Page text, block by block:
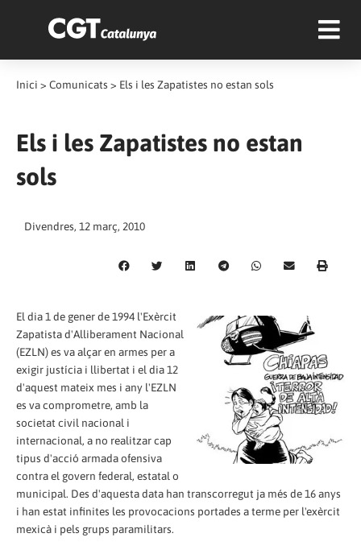
Inici > Comunicats > Els i les Zapatistes no estan sols
Els i les Zapatistes no estan
sols
Divendres, 12 març, 2010
El dia 1 de gener de 1994 l'Exèrcit
Zapatista d'Alliberament Nacional
(EZLN) es va alçar en armes per a
exigir justícia i llibertat i el dia 12
d'aquest mateix mes i any l'EZLN
es va comprometre, amb la
societat civil nacional i
internacional, a no realitzar cap
tipus d'acció armada ofensiva
contra el govern federal, estatal o
municipal. Des d'aquesta data han transcorregut ja més de 16 anys
i han estat infinites les provocacions portades a terme per l'exèrcit
mexicà i pels grups paramilitars.